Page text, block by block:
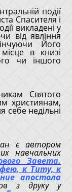
події
Спасителя і
викладені у
від явління
Його
в книзі
чи іншого
Святого
християнам,
себе недільні
є автором
навчальних
Завета.
к Титу, к
апостола
з друку у